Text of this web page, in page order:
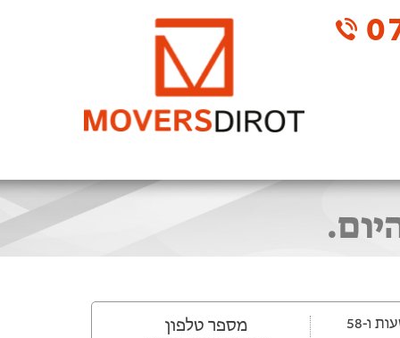
ייפתח עוד 20 שעות ‫ו-58 מספר טלפון